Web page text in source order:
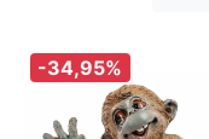
-34,95%